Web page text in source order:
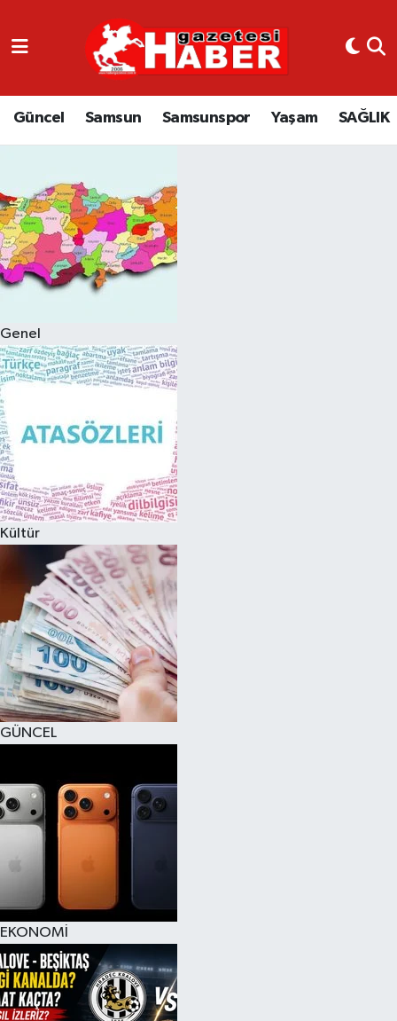
Güncel Samsun Samsunspor Yaşam SAĞLIK
Genel
Kültür
GÜNCEL
EKONOMİ
GÜNCEL
SAMSUN
EKONOMİ
YAŞAM